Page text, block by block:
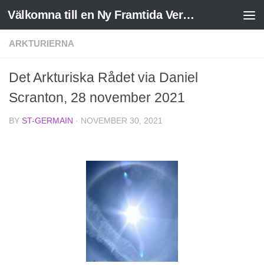
Skip to content Välkomna till en Ny Framtida Verklighet
ARKTURIERNA
Det Arkturiska Rådet via Daniel
Scranton, 28 november 2021
BY ST-GERMAIN · NOVEMBER 30, 2021